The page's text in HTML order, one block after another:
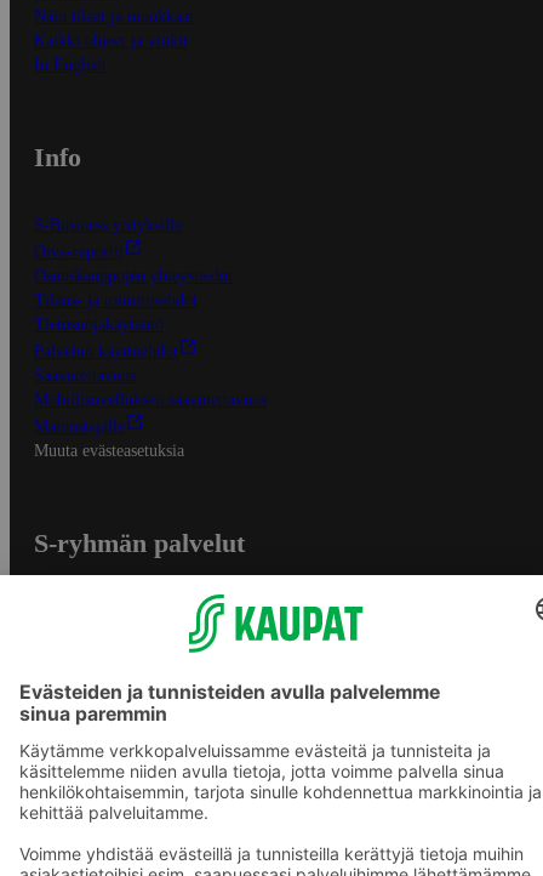
Näin tilaat ja muokkaat
Kaikki ohjeet ja vinkit
In English
Info
S-Business yrityksille
Oiva-raportit
Osuuskauppojen yhteystiedot
Tilaus- ja toimitusehdot
Tietosuojakäytäntö
Palvelun käyttöehdot
Saavutettavuus
Mobiilisovelluksen saavutettavuus
Mainostajalle
Muuta evästeasetuksia
S-ryhmän palvelut
S-ostoslista -sovellus
Prisma.fi
Sokos.fi
S-Pankki
Yhteishyvä
Sokos Hotels
Raflaamo